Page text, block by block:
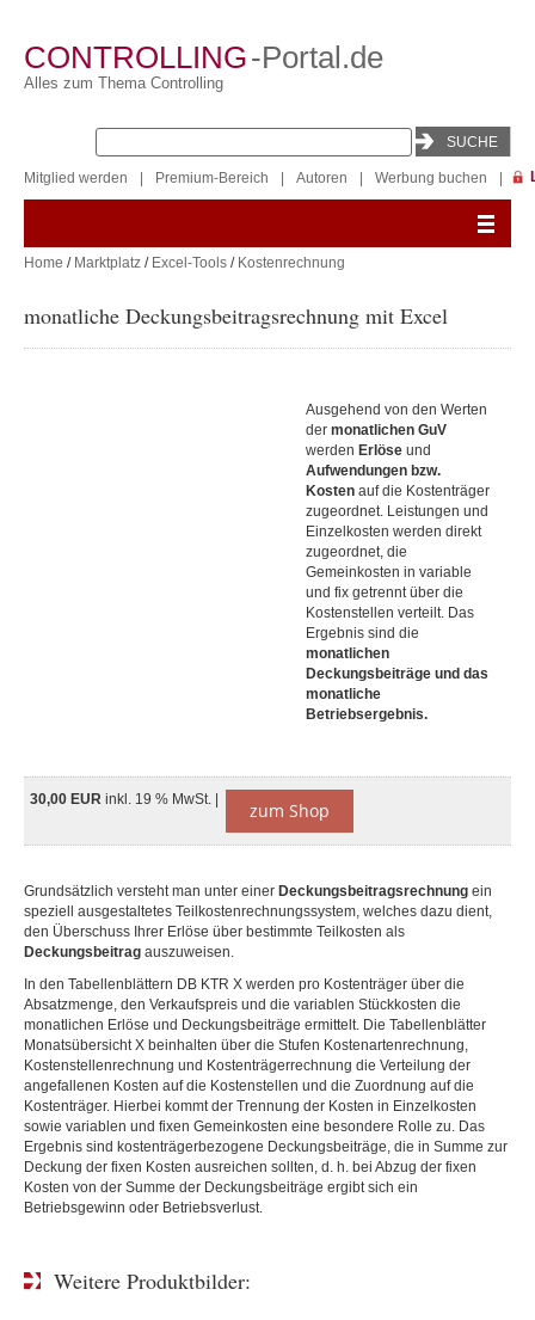
CONTROLLING-Portal.de
Alles zum Thema Controlling
Mitglied werden Premium-Bereich Autoren Werbung buchen
Home / Marktplatz / Excel-Tools / Kostenrechnung
monatliche Deckungsbeitragsrechnung mit Excel
Ausgehend von den Werten
der monatlichen GuV
werden Erlöse und
Aufwendungen bzw.
Kosten auf die Kostenträger
zugeordnet. Leistungen und
Einzelkosten werden direkt
zugeordnet, die
Gemeinkosten in variable
und fix getrennt über die
Kostenstellen verteilt. Das
Ergebnis sind die
monatlichen
Deckungsbeiträge und das
monatliche
Betriebsergebnis.
30,00 EUR inkl. 19 % MwSt. | zum Shop
Grundsätzlich versteht man unter einer Deckungsbeitragsrechnung ein
speziell ausgestaltetes Teilkostenrechnungssystem, welches dazu dient,
den Überschuss Ihrer Erlöse über bestimmte Teilkosten als
Deckungsbeitrag auszuweisen.
In den Tabellenblättern DB KTR X werden pro Kostenträger über die
Absatzmenge, den Verkaufspreis und die variablen Stückkosten die
monatlichen Erlöse und Deckungsbeiträge ermittelt. Die Tabellenblätter
Monatsübersicht X beinhalten über die Stufen Kostenartenrechnung,
Kostenstellenrechnung und Kostenträgerrechnung die Verteilung der
angefallenen Kosten auf die Kostenstellen und die Zuordnung auf die
Kostenträger. Hierbei kommt der Trennung der Kosten in Einzelkosten
sowie variablen und fixen Gemeinkosten eine besondere Rolle zu. Das
Ergebnis sind kostenträgerbezogene Deckungsbeiträge, die in Summe zur
Deckung der fixen Kosten ausreichen sollten, d. h. bei Abzug der fixen
Kosten von der Summe der Deckungsbeiträge ergibt sich ein
Betriebsgewinn oder Betriebsverlust.
Weitere Produktbilder: